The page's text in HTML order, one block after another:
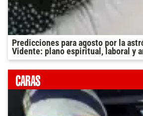
Predicciones para agosto por la
Vidente: plano espiritual, laboral y